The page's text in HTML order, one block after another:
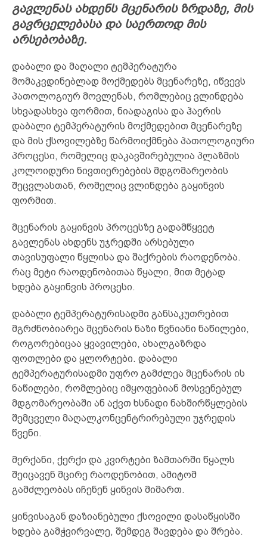
გავლენას ახდენს მცენარის ზრდაზე, მის
გავრცელებასა და საერთოდ მის
არსებობაზე.
დაბალი და მაღალი ტემპერატურა
მომაკვდინებლად მოქმედებს მცენარეზე, იწვევს
პათოლოგიურ მოვლენას, რომლებიც ვლინდება
სხვადასხვა ფორმით, ნიადაგისა და ჰაერის
დაბალი ტემპერატურის მოქმედებით მცენარეზე
და მის ქსოვილებზე წარმოიქმნება პათოლოგიური
პროცესი, რომელიც დაკავშირებულია პლაზმის
კოლოიდური ნივთიერებების მდგომარეობის
შეცვლასთან, რომელიც ვლინდება გაყინვის
ფორმით.
მცენარის გაყინვის პროცესზე გადამწყვეტ
გავლენას ახდენს უჯრედში არსებული
თავისუფალი წყლისა და შაქრების რაოდენობა.
რაც მეტი რაოდენობითაა წყალი, მით მეტად
ხდება გაყინვის პროცესი.
დაბალი ტემპერატურისადმი განსაკუთრებით
მგრძნობიარეა მცენარის ნაზი წვნიანი ნაწილები,
როგორებიცაა ყვავილები, ახალგაზრდა
ფოთლები და ყლორტები. დაბალი
ტემპერატურისადმი უფრო გამძლეა მცენარის ის
ნაწილები, რომლებიც იმყოფებიან მოსვენებულ
მდგომარეობაში ან აქვთ ხსნადი ნახშირწყლების
შემცველი მაღალკონცენტრირებული უჯრედის
წვენი.
მერქანი, ქერქი და კვირტები ზამთარში წყალს
შეიცავენ მცირე რაოდენობით, ამიტომ
გამძლეობას იჩენენ ყინვის მიმართ.
ყინვისაგან დაზიანებული ქსოვილი დასაწყისში
ხდება გამჭვირვალე, შემდეგ შავდება და შრება.